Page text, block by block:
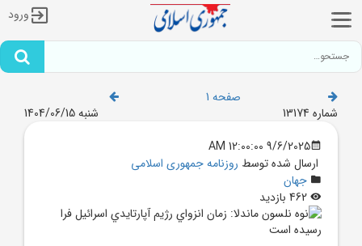
ورود
صفحه 1
شماره 13174
شنبه 1404/06/15
9/6/2025 12:00:00 AM
ارسال شده توسط روزنامه جمهوری اسلامی
جهان